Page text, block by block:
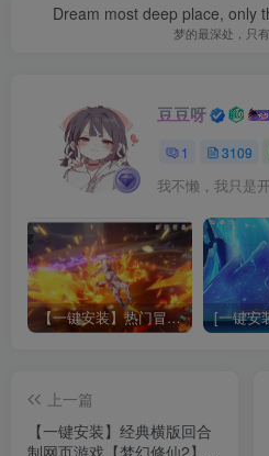
Dream most deep place, only
梦的最深处，只
豆豆呀
1 3109
我不懒，我只是
【一键安装】热门冒险策略类游戏崩坏：星穹铁道全新2.3版本一键端+一键代理+一键启动+免虚拟机
上一篇
【一键安装】经典横版回合